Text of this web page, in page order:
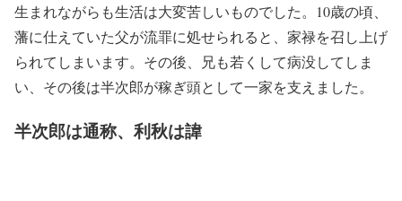
生まれながらも生活は大変苦しいものでした。10歳の頃、
藩に仕えていた父が流罪に処せられると、家禄を召し上げ
られてしまいます。その後、兄も若くして病没してしま
い、その後は半次郎が稼ぎ頭として一家を支えました。
半次郎は通称、利秋は諱